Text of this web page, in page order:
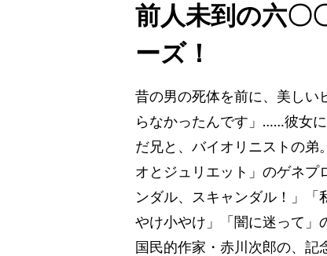
前人未到の六〇
ーズ！
昔の男の死体を前に、美しい
らなかったんです」……彼女
だ兄と、バイオリニストの弟
オとジュリエット」のゲネプ
ンダル、スキャンダル！」「
やけ小やけ」「闇に迷って」
国民的作家・赤川次郎の、記